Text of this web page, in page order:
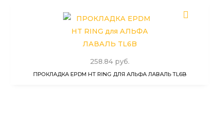
258.84 руб.
ПРОКЛАДКА EPDM HT RING ДЛЯ АЛЬФА ЛАВАЛЬ TL6B